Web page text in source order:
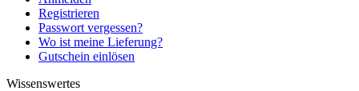
Registrieren
Passwort vergessen?
Wo ist meine Lieferung?
Gutschein einlösen
Wissenswertes